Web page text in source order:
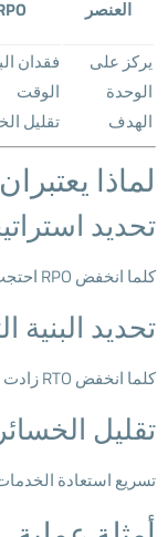
العنصر
يركز على فقدان
الوحدة
الوقت
الهدف
تقليل
لماذا
تحديد
كلما انخفض RPO احتجت إلى نسخ احتياطية أكثر تكرارًا.
تحديد البنية
كلما انخفض RTO زادت الحاجة إلى أنظمة جاهزة للاستبدال.
تقليل
تسريع استعادة